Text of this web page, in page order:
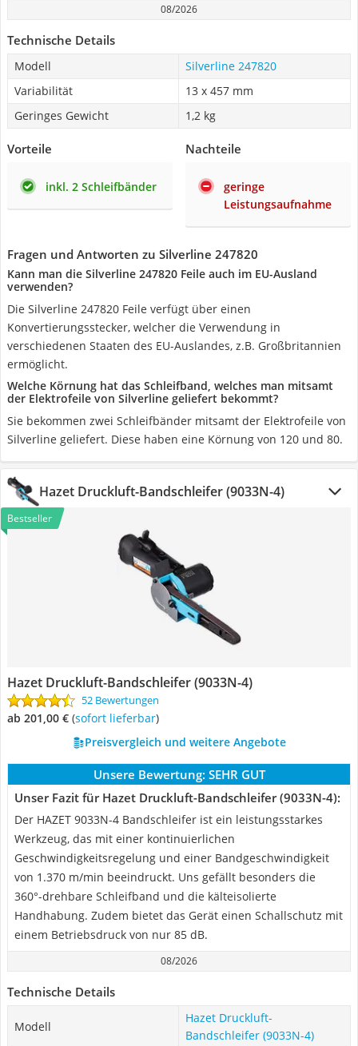
08/2026
Technische Details
Modell
Silverline 247820
Variabilität
13 x 457 mm
Geringes Gewicht
1,2 kg
Vorteile
inkl. 2 Schleifbänder
Nachteile
geringe
Leistungsaufnahme
Fragen und Antworten zu Silverline 247820
Kann man die Silverline 247820 Feile auch im EU-Ausland
verwenden?
Die Silverline 247820 Feile verfügt über einen
Konvertierungsstecker, welcher die Verwendung in
verschiedenen Staaten des EU-Auslandes, z.B. Großbritannien
ermöglicht.
Welche Körnung hat das Schleifband, welches man mitsamt
der Elektrofeile von Silverline geliefert bekommt?
Sie bekommen zwei Schleifbänder mitsamt der Elektrofeile von
Silverline geliefert. Diese haben eine Körnung von 120 und 80.
Hazet Druckluft-Bandschleifer (9033N-4)
Bestseller
Hazet Druckluft-Bandschleifer (9033N-4)
52 Bewertungen
ab 201,00 € ( Sofort lieferbar)
Preisvergleich und weitere Angebote
Unsere Bewertung: SEHR GUT
Unser Fazit für Hazet Druckluft-Bandschleifer (9033N-4):
Der HAZET 9033N-4 Bandschleifer ist ein leistungsstarkes
Werkzeug, das mit einer kontinuierlichen
Geschwindigkeitsregelung und einer Bandgeschwindigkeit
von 1.370 m/min beeindruckt. Uns gefällt besonders die
360°-drehbare Schleifband und die kälteisolierte
Handhabung. Zudem bietet das Gerät einen Schallschutz mit
einem Betriebsdruck von nur 85 dB.
08/2026
Technische Details
Modell
Hazet Druckluft-
Bandschleifer (9033N-4)